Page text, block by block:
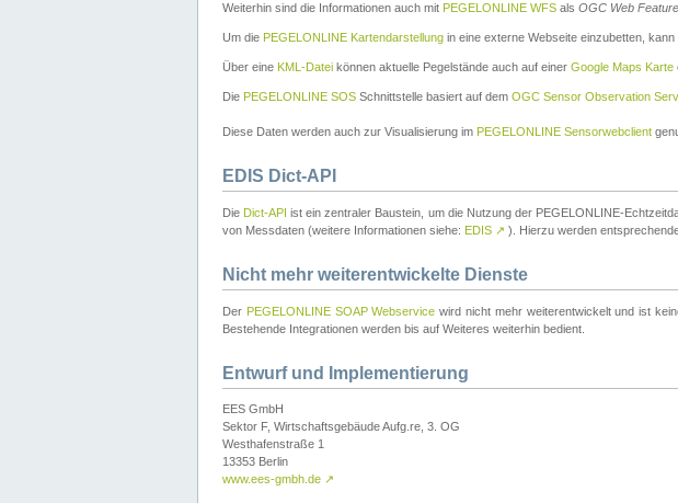
Weiterhin sind die Informationen auch mit PEGELONLINE WFS als OGC Web
Um die PEGELONLINE Kartendarstellung in eine externe Webseite einzubetten, kann
Über eine KML-Datei können aktuelle Pegelstände auch auf einer Google Maps Karte
Die PEGELONLINE SOS Schnittstelle basiert auf dem OGC Sensor Observation
Diese Daten werden auch zur Visualisierung im PEGELONLINE Sensorwebclient
EDIS Dict-API
Die Dict-API ist ein zentraler Baustein, um die Nutzung der PEGELONLINE-
von Messdaten (weitere Informationen siehe: EDIS ↗ ). Hierzu werden
Nicht mehr weiterentwickelte Dienste
Der PEGELONLINE SOAP Webservice wird nicht mehr weiterentwickelt und ist
Bestehende Integrationen werden bis auf Weiteres weiterhin bedient.
Entwurf und Implementierung
EES GmbH
Sektor F, Wirtschaftsgebäude Aufg.re, 3. OG
Westhafenstraße 1
13353 Berlin
www.ees-gmbh.de ↗